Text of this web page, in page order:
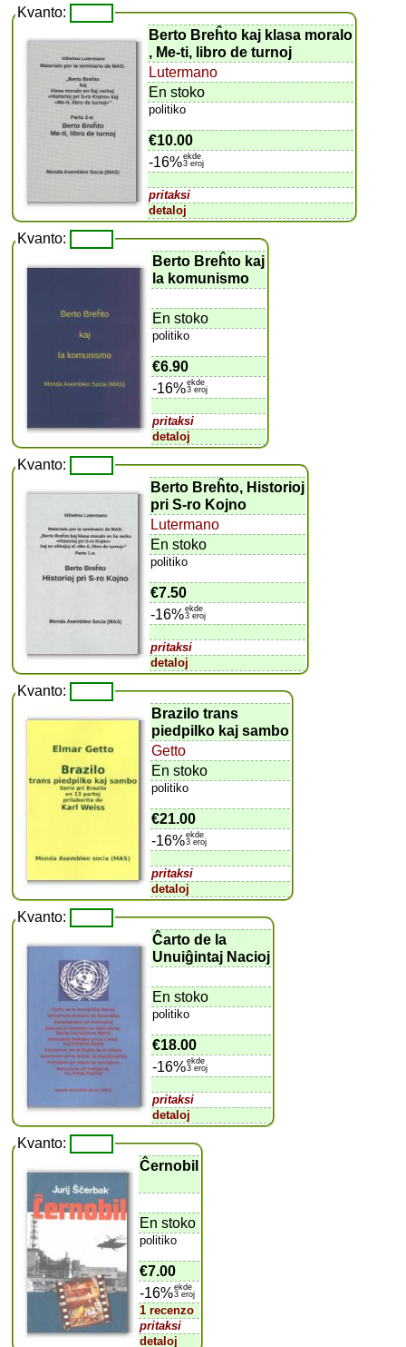
Kvanto:
Berto Breĥto kaj klasa moralo
, Me-ti, libro de turnoj
Lutermano
En stoko
politiko
€10.00
-16%ekde
3 eroj
pritaksi
detaloj
Kvanto:
Berto Breĥto kaj
la komunismo
En stoko
politiko
€6.90
-16%ekde
3 eroj
pritaksi
detaloj
Kvanto:
Berto Breĥto, Historioj
pri S-ro Kojno
Lutermano
En stoko
politiko
€7.50
-16%ekde
3 eroj
pritaksi
detaloj
Kvanto:
Brazilo trans
piedpilko kaj sambo
Getto
En stoko
politiko
€21.00
-16%ekde
3 eroj
pritaksi
detaloj
Kvanto:
Ĉarto de la
Unuiĝintaj Nacioj
En stoko
politiko
€18.00
-16%ekde
3 eroj
pritaksi
detaloj
Kvanto:
Ĉernobil
En stoko
politiko
€7.00
-16%ekde
3 eroj
1 recenzo
pritaksi
detaloj